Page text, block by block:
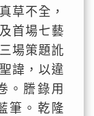
草不全，
首場七藝
場策題訛
諱，以違
。謄錄用
筆。乾隆